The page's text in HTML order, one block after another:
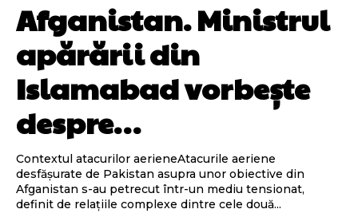
Afganistan. Ministrul
apărării din
Islamabad vorbește
despre…
Contextul atacurilor aerieneAtacurile aeriene
desfășurate de Pakistan asupra unor obiective din
Afganistan s-au petrecut într-un mediu tensionat,
definit de relațiile complexe dintre cele două...